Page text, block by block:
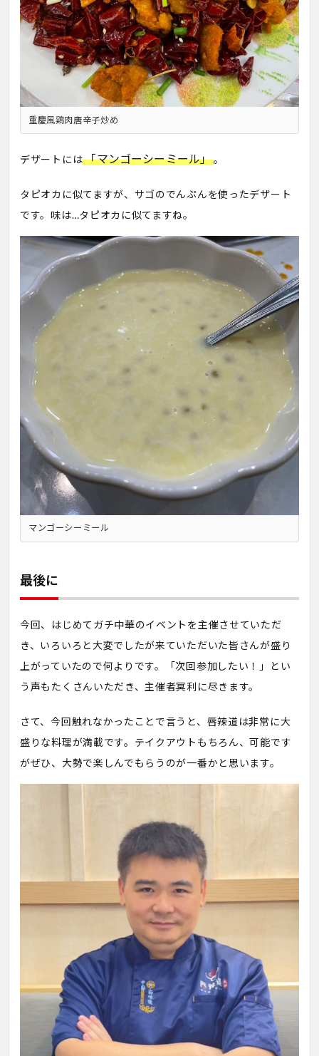
重慶風鶏肉唐辛子炒め
デザートには「マンゴーシーミール」。
タピオカに似てますが、サゴのでんぷんを使ったデザート
です。味は…タピオカに似てますね。
マンゴーシーミール
最後に
今回、はじめてガチ中華のイベントを主催させていただ
き、いろいろと大変でしたが来ていただいた皆さんが盛り
上がっていたので何よりです。「次回参加したい！」とい
う声もたくさんいただき、主催者冥利に尽きます。
さて、今回触れなかったことで言うと、唇辣道は非常に大
盛りな料理が満載です。テイクアウトもちろん、可能です
がぜひ、大勢で楽しんでもらうのが一番かと思います。